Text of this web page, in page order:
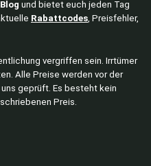
und bietet euch jeden Tag
Rabattcodes, Preisfehler,
vergriffen sein. Irrtümer
Alle Preise werden vor der
geprüft. Es besteht kein
Preis.